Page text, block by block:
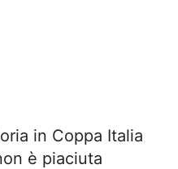
in Coppa Italia
è piaciuta